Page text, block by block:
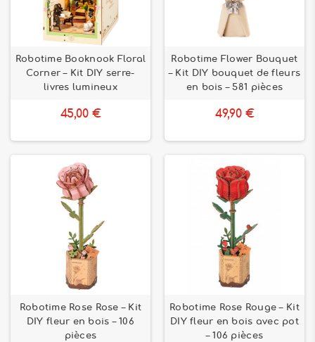
Robotime Booknook Floral
Corner – Kit DIY serre-
livres lumineux
45,00 €
Robotime Flower Bouquet
– Kit DIY bouquet de fleurs
en bois – 581 pièces
49,90 €
Robotime Rose Rose – Kit
DIY fleur en bois – 106
pièces
Robotime Rose Rouge – Kit
DIY fleur en bois avec pot
– 106 pièces